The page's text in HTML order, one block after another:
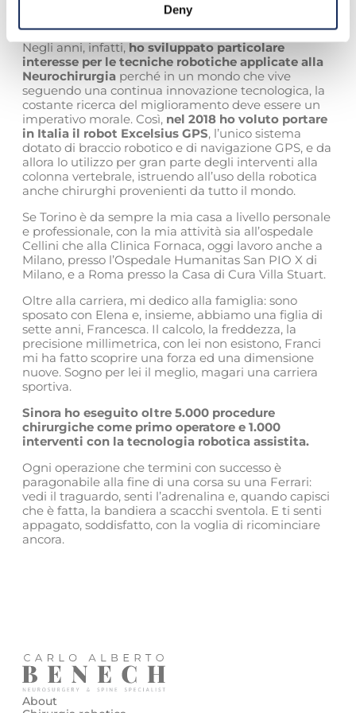
Deny
Responsabile del Centro di Chirurgia Robotica e
Negli anni, infatti, ho sviluppato particolare
interesse per le tecniche robotiche applicate alla
Neurochirurgia perché in un mondo che vive
seguendo una continua innovazione tecnologica, la
costante ricerca del miglioramento deve essere un
imperativo morale. Così, nel 2018 ho voluto portare
in Italia il robot Excelsius GPS, l’unico sistema
dotato di braccio robotico e di navigazione GPS, e da
allora lo utilizzo per gran parte degli interventi alla
colonna vertebrale, istruendo all’uso della robotica
anche chirurghi provenienti da tutto il mondo.
Se Torino è da sempre la mia casa a livello personale
e professionale, con la mia attività sia all’ospedale
Cellini che alla Clinica Fornaca, oggi lavoro anche a
Milano, presso l’Ospedale Humanitas San PIO X di
Milano, e a Roma presso la Casa di Cura Villa Stuart.
Oltre alla carriera, mi dedico alla famiglia: sono
sposato con Elena e, insieme, abbiamo una figlia di
sette anni, Francesca. Il calcolo, la freddezza, la
precisione millimetrica, con lei non esistono, Franci
mi ha fatto scoprire una forza ed una dimensione
nuove. Sogno per lei il meglio, magari una carriera
sportiva.
Sinora ho eseguito oltre 5.000 procedure
chirurgiche come primo operatore e 1.000
interventi con la tecnologia robotica assistita.
Ogni operazione che termini con successo è
paragonabile alla fine di una corsa su una Ferrari:
vedi il traguardo, senti l’adrenalina e, quando capisci
che è fatta, la bandiera a scacchi sventola. E ti senti
appagato, soddisfatto, con la voglia di ricominciare
ancora.
About